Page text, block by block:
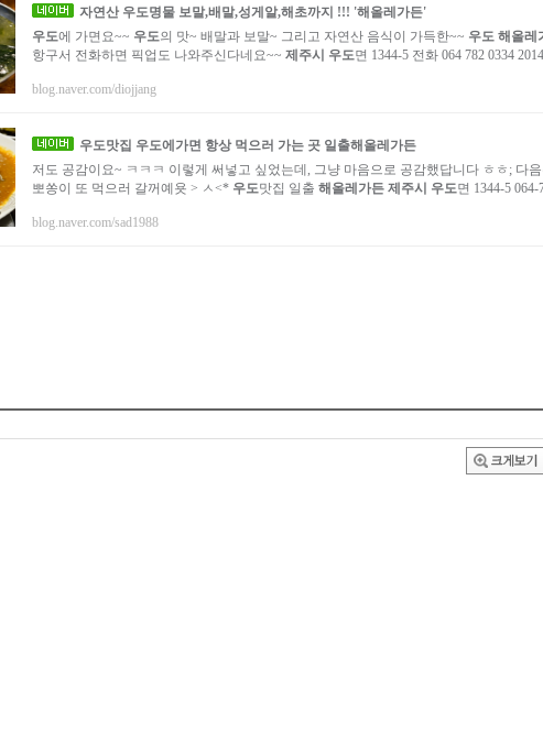
자연산 우도명물 보말,배말,성게알,해초까지 !!! '해올레가든'
우도에 가면요~~ 우도의 맛~ 배말과 보말~ 그리고 자연산 음식이 가득한~~ 우도 해올레
항구서 전화하면 픽업도 나와주신다네요~~ 제주시 우도면 1344-5 전화 064 782 0334
blog.naver.com/diojjang
우도맛집 우도에가면 항상 먹으러 가는 곳 일출해올레가든
저도 공감이요~ ㅋㅋㅋ 이렇게 써넣고 싶었는데, 그냥 마음으로 공감했답니다 ㅎㅎ; 다음
뽀쏭이 또 먹으러 갈꺼예욧 > ㅅ<* 우도맛집 일출 해올레가든 제주시 우도면 1344-5 064-
blog.naver.com/sad1988